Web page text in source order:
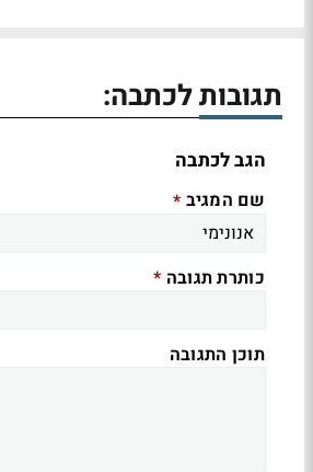
תגובות לכתבה:
הגב לכתבה
שם המגיב *
כותרת תגובה *
תוכן התגובה